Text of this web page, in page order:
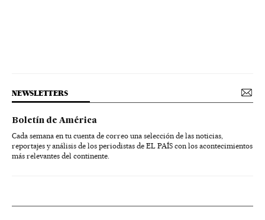
NEWSLETTERS
Boletín de América
Cada semana en tu cuenta de correo una selección de las noticias,
reportajes y análisis de los periodistas de EL PAÍS con los acontecimientos
más relevantes del continente.